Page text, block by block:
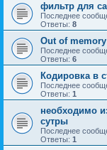
фильтр для
Последнее
Ответы: 8
Out of
Последнее
Ответы: 6
Кодировка в
Последнее
Ответы: 1
необходимо
сутры
Последнее
Ответы: 1